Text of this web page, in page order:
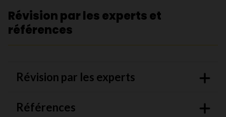
Révision par les experts et
références
Révision par les experts
Références